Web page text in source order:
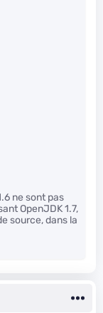
ne sont pas
OpenJDK 1.7,
source, dans la